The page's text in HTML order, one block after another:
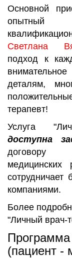
Основной
опытный
Светлана
подход к
деталям,
терапевт!
Услуга
доступна
договору
медицинских
компаниями.
Более
"Личный врач-
Программа
(пациент -